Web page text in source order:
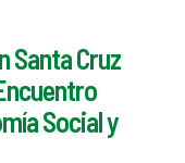
Santa Cruz
Social y